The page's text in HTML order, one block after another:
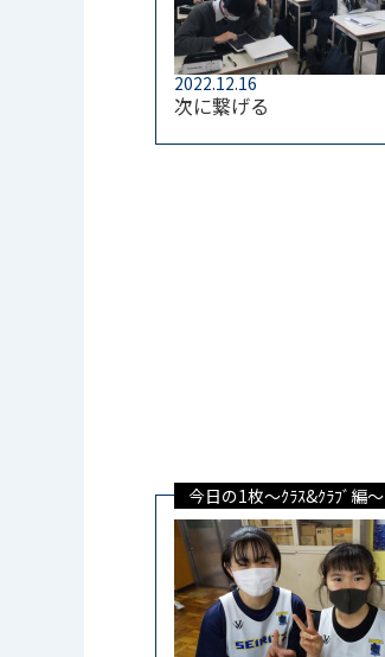
2022.12.16
次に繋げる
今日の1枚～ｸﾗｽ&ｸﾗﾌﾞ編～